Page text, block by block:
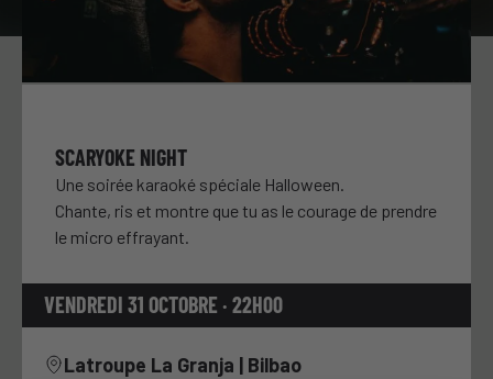
SCARYOKE NIGHT
Une soirée karaoké spéciale Halloween.
Chante, ris et montre que tu as le courage de prendre
le micro effrayant.
VENDREDI 31 OCTOBRE · 22H00
Latroupe La Granja | Bilbao